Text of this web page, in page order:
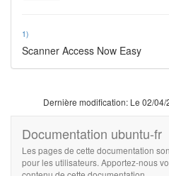
1)
Scanner Access Now Easy
Dernière modification: Le 02/04/
Documentation ubuntu-fr
Les pages de cette documentation
pour les utilisateurs. Apportez-nous